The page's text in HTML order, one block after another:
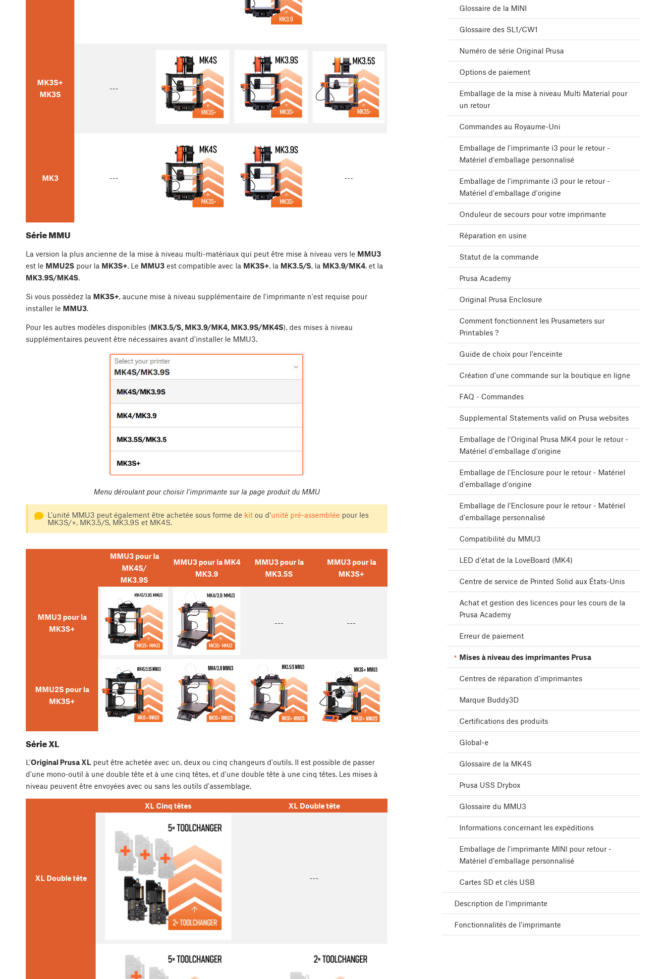
MK3S+
MK3S
---
MK3 --- ---
Série MMU
La version la plus ancienne de la mise à niveau multi-matériaux qui peut être mise à niveau vers le MMU3
est le MMU2S pour la MK3S+. Le MMU3 est compatible avec la MK3S+, la MK3.5/S, la MK3.9/MK4, et la
MK3.9S/MK4S.
Si vous possédez la MK3S+, aucune mise à niveau supplémentaire de l'imprimante n'est requise pour
installer le MMU3.
Pour les autres modèles disponibles (MK3.5/S, MK3.9/MK4, MK3.9S/MK4S), des mises à niveau
supplémentaires peuvent être nécessaires avant d'installer le MMU3.
Menu déroulant pour choisir l'imprimante sur la page produit du MMU
L'unité MMU3 peut également être achetée sous forme de kitou d'unité pré-assemblée pour les
MK3S/+, MK3.5/S, MK3.9S et MK4S.
MMU3 pour la
MK4S/
MK3.9S
MMU3 pour la MK4
MK3.9
MMU3 pour la
MK3.5S
MMU3 pour la
MK3S+
MMU3 pour la
MK3S+
--- ---
MMU2S pour la
MK3S+
Série XL
L'Original Prusa XL peut être achetée avec un, deux ou cinq changeurs d'outils. Il est possible de passer
d'une mono-outil à une double tête et à une cinq têtes, et d'une double tête à une cinq têtes. Les mises à
niveau peuvent être envoyées avec ou sans les outils d'assemblage.
XL Cinq têtes XL Double tête
XL Double tête ---
Glossaire de la MINI
Glossaire des SL1/CW1
Numéro de série Original Prusa
Options de paiement
Emballage de la mise à niveau Multi Material pour
un retour
Commandes au Royaume-Uni
Emballage de l'imprimante i3 pour le retour -
Matériel d'emballage personnalisé
Emballage de l'imprimante i3 pour le retour -
Matériel d'emballage d'origine
Onduleur de secours pour votre imprimante
Réparation en usine
Statut de la commande
Prusa Academy
Original Prusa Enclosure
Comment fonctionnent les Prusameters sur
Printables ?
Guide de choix pour l'enceinte
Création d'une commande sur la boutique en ligne
FAQ - Commandes
Supplemental Statements valid on Prusa websites
Emballage de l'Original Prusa MK4 pour le retour -
Matériel d'emballage d'origine
Emballage de l'Enclosure pour le retour - Matériel
d'emballage d'origine
Emballage de l'Enclosure pour le retour - Matériel
d'emballage personnalisé
Compatibilité du MMU3
LED d'état de la LoveBoard (MK4)
Centre de service de Printed Solid aux États-Unis
Achat et gestion des licences pour les cours de la
Prusa Academy
Erreur de paiement
Mises à niveau des imprimantes Prusa
Centres de réparation d'imprimantes
Marque Buddy3D
Certifications des produits
Global-e
Glossaire de la MK4S
Prusa USS Drybox
Glossaire du MMU3
Informations concernant les expéditions
Emballage de l'imprimante MINI pour retour -
Matériel d'emballage personnalisé
Cartes SD et clés USB
Description de l'imprimante
Fonctionnalités de l'imprimante